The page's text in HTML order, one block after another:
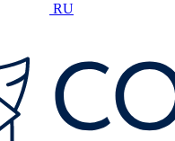
RU